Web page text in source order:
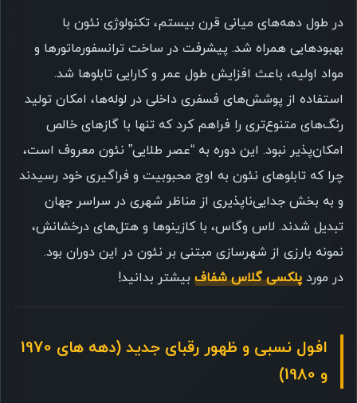
در طول دهه‌های میانی قرن بیستم، تکنولوژی نئون با
بهبودهایی همراه شد. پیشرفت در ساخت ترانسفورماتورها و
مواد اولیه، باعث افزایش طول عمر و کارایی تابلوها شد.
استفاده از پوشش‌های فسفری داخلی در لوله‌ها، امکان تولید
رنگ‌های متنوع‌تری را فراهم کرد که تنها با گازهای خالص
امکان‌پذیر نبود. این دوره به “عصر طلایی” نئون معروف است،
چرا که تابلوهای نئون به اوج محبوبیت و فراگیری خود رسیدند
و به بخش جدایی‌ناپذیری از مناظر شهری در سراسر جهان
تبدیل شدند. لاس وگاس، با کازینوها و هتل‌های درخشانش،
نمونه بارزی از شهرسازی مبتنی بر نئون در این دوران بود.
در مورد پلکسی گلاس شفاف بیشتر بدانید!
افول نسبی و ظهور رقبای جدید (دهه های 1970
و 1980)